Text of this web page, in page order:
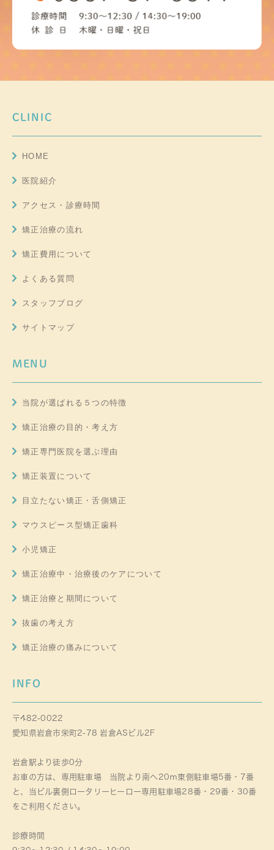
CLINIC
HOME
医院紹介
アクセス・診療時間
矯正治療の流れ
矯正費用について
よくある質問
スタッフブログ
サイトマップ
MENU
当院が選ばれる５つの特徴
矯正治療の目的・考え方
矯正専門医院を選ぶ理由
矯正装置について
目立たない矯正・舌側矯正
マウスピース型矯正歯科
小児矯正
矯正治療中・治療後のケアについて
矯正治療と期間について
抜歯の考え方
矯正治療の痛みについて
INFO
〒482-0022
愛知県岩倉市栄町2-78 岩倉ASビル2F
岩倉駅より徒歩0分
お車の方は、専用駐車場 当院より南へ20ｍ東側駐車場5番・7番
と、当ビル裏側ロータリーヒーロー専用駐車場28番・29番・30番
をご利用ください。
診療時間